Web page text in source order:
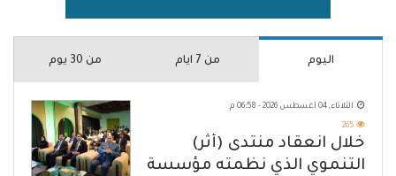
اليوم من 7 ايام من 30 يوم
الثلاثاء, 04 أغسطس 2026 - 06:58 م
265
خلال انعقاد منتدى (أثر)
التنموي الذي نظمته مؤسسة